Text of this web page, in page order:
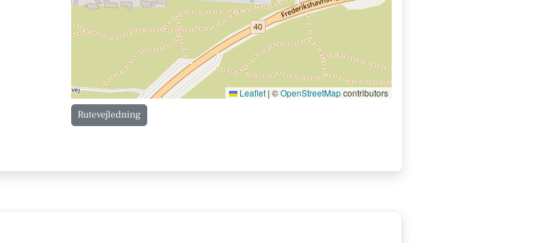
Leaflet | ©OpenStreetMapcontributors
Rutevejledning